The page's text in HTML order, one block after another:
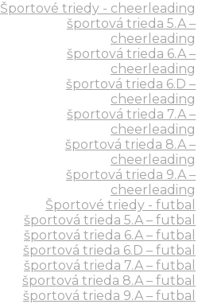
Športové triedy - cheerleading
športová trieda 5.A –
cheerleading
športová trieda 6.A –
cheerleading
športová trieda 6.D –
cheerleading
športová trieda 7.A –
cheerleading
športová trieda 8.A –
cheerleading
športová trieda 9.A –
cheerleading
Športové triedy - futbal
športová trieda 5.A – futbal
športová trieda 6.A – futbal
športová trieda 6.D – futbal
športová trieda 7.A – futbal
športová trieda 8.A – futbal
športová trieda 9.A – futbal